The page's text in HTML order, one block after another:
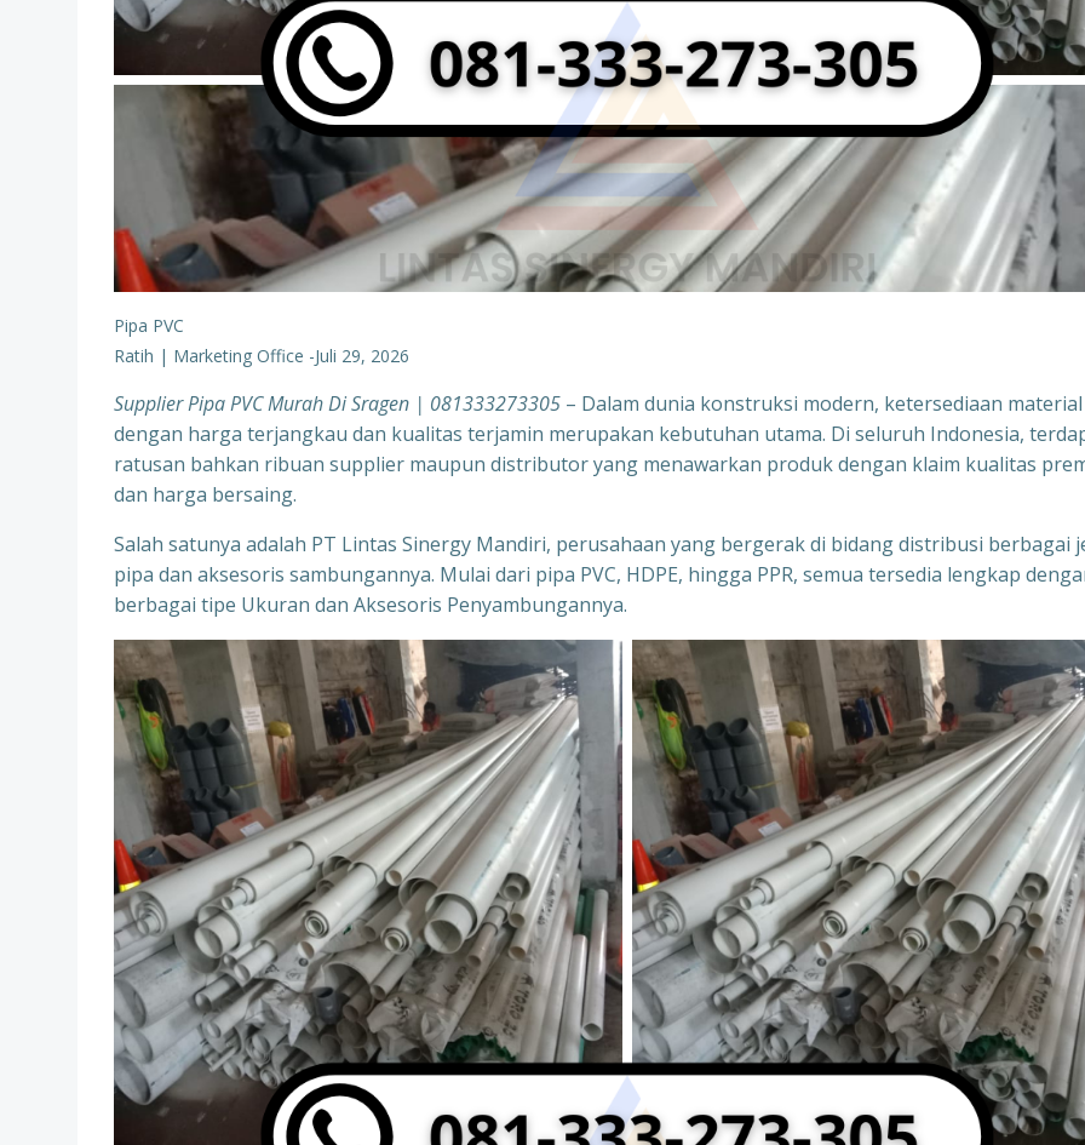
Pipa PVC
Ratih | Marketing Office -Juli 29, 2026
Supplier Pipa PVC Murah Di Sragen | 081333273305 – Dalam dunia konstruksi modern, ketersediaan material
dengan harga terjangkau dan kualitas terjamin merupakan kebutuhan utama. Di seluruh Indonesia,
ratusan bahkan ribuan supplier maupun distributor yang menawarkan produk dengan klaim kualitas
dan harga bersaing.
Salah satunya adalah PT Lintas Sinergy Mandiri, perusahaan yang bergerak di bidang distribusi berbagai
pipa dan aksesoris sambungannya. Mulai dari pipa PVC, HDPE, hingga PPR, semua tersedia lengkap
berbagai tipe Ukuran dan Aksesoris Penyambungannya.